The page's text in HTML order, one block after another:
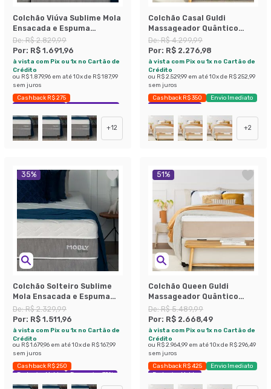
Colchão Viúva Sublime Mola
Ensacada e Espuma
Viscoelástica (32x128x188)
Cinza e Branco
De:R$ 2.829,99
Por: R$ 1.691,96
à vista com Pix ou 1x no Cartão de
Crédito
ou R$ 1.879,96 em até10x de R$ 187,99
sem juros
Cashback R$ 275
Exclusivo Mobly
Economize 40%
+12
Colchão Casal Guldi
Massageador Quântico
Molas Ensacadas
(30x138x188) Branco e Bege
De:R$ 4.299,99
Por: R$ 2.276,98
à vista com Pix ou 1x no Cartão de
Crédito
ou R$ 2.529,99 em até10x de R$ 252,99
sem juros
Cashback R$ 350
Envio Imediato
Exclusivo Mobly
+2
35%
Colchão Solteiro Sublime
Mola Ensacada e Espuma
Viscoelástica (32x88x188)
Cinza e Branco
De:R$ 2.329,99
Por: R$ 1.511,96
à vista com Pix ou 1x no Cartão de
Crédito
ou R$ 1.679,96 em até10x de R$ 167,99
sem juros
Cashback R$ 250
Exclusivo Mobly
Economize 35%
51%
Colchão Queen Guldi
Massageador Quântico
Molas Ensacadas
(30x158x198) Branco e Bege
De:R$ 5.489,99
Por: R$ 2.668,49
à vista com Pix ou 1x no Cartão de
Crédito
ou R$ 2.964,99 em até10x de R$ 296,49
sem juros
Cashback R$ 425
Envio Imediato
Exclusivo Mobly